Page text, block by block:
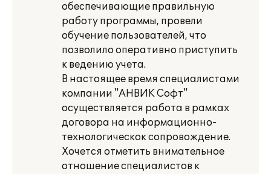
обеспечивающие правильную
работу программы, провели
обучение пользователей, что
позволило оперативно приступить
к ведению учета.
В настоящее время специалистами
компании "АНВИК Софт"
осуществляется работа в рамках
договора на информационно-
технологическок сопровождение.
Хочется отметить внимательное
отношение специалистов к